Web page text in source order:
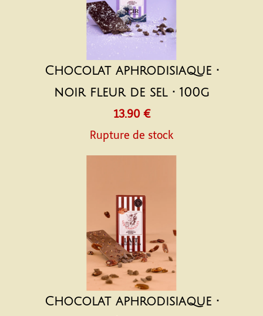
Chocolat aphrodisiaque •
noir fleur de sel • 100g
13.90 €
Rupture de stock
Chocolat aphrodisiaque •